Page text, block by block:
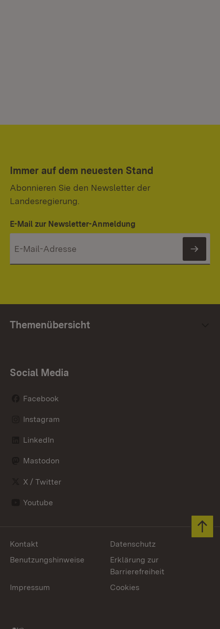
Immer auf dem neuesten Stand
Abonnieren Sie den Newsletter der
Landesregierung.
E-Mail zur Newsletter-Anmeldung
Themenübersicht
Social Media
Facebook
Instagram
LinkedIn
Mastodon
X / Twitter
Youtube
Kontakt
Datenschutz
Benutzungshinweise
Erklärung zur
Barrierefreiheit
Impressum
Cookies